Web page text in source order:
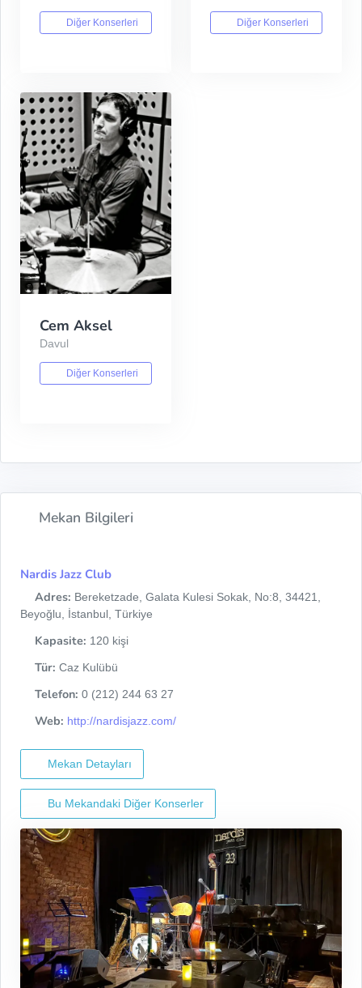
Diğer Konserleri Diğer Konserleri
Cem Aksel
Davul
Diğer Konserleri
Mekan Bilgileri
Nardis Jazz Club
Adres: Bereketzade, Galata Kulesi Sokak, No:8, 34421,
Beyoğlu, İstanbul, Türkiye
Kapasite: 120 kişi
Tür: Caz Kulübü
Telefon: 0 (212) 244 63 27
Web: http://nardisjazz.com/
Mekan Detayları
Bu Mekandaki Diğer Konserler